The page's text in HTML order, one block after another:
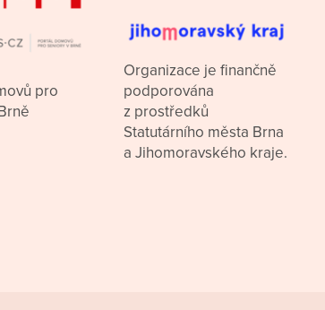
pro
Organizace je finančně
podporována
z prostředků
Statutárního města Brna
a Jihomoravského kraje.